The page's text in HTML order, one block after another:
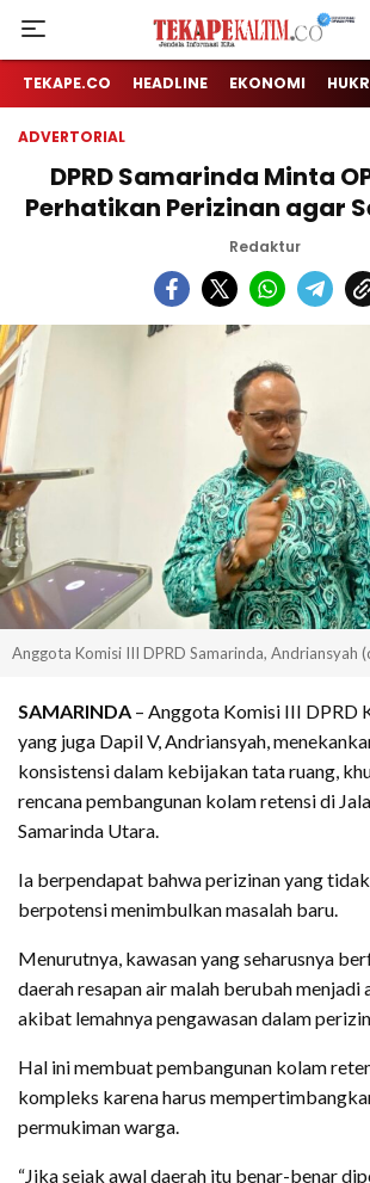
TEKAPE KALTIM
Jendela Informasi Kita
TEKAPE.CO HEADLINE EKONOMI
ADVERTORIAL
DPRD Samarinda Minta
Perhatikan Perizinan agar
Redaktur
Anggota Komisi III DPRD Samarinda, Andriansyah
SAMARINDA – Anggota Komisi III DPRD
yang juga Dapil V, Andriansyah,
konsistensi dalam kebijakan tata ruang,
rencana pembangunan kolam retensi di
Samarinda Utara.
Ia berpendapat bahwa perizinan yang
berpotensi menimbulkan masalah baru.
Menurutnya, kawasan yang seharusnya
daerah resapan air malah berubah menjadi
akibat lemahnya pengawasan dalam
Hal ini membuat pembangunan kolam
kompleks karena harus
permukiman warga.
“Jika sejak awal daerah itu benar-benar